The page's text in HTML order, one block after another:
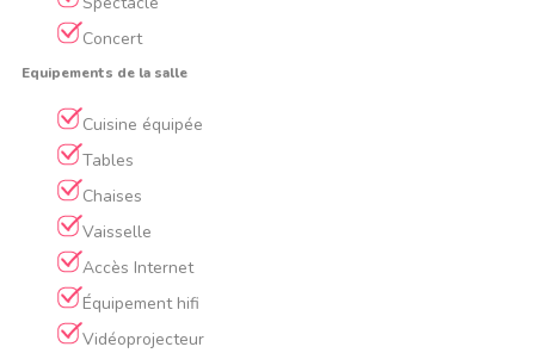
Concert
Equipements de la salle
Cuisine équipée
Tables
Chaises
Vaisselle
Accès Internet
Équipement hifi
Vidéoprojecteur